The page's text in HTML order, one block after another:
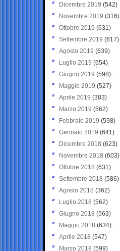
Dicembre 2019 (542)
Novembre 2019 (316)
Ottobre 2019 (631)
Settembre 2019 (617)
Agosto 2019 (639)
Luglio 2019 (654)
Giugno 2019 (598)
Maggio 2019 (527)
Aprile 2019 (383)
Marzo 2019 (562)
Febbraio 2019 (598)
Gennaio 2019 (641)
Dicembre 2018 (623)
Novembre 2018 (603)
Ottobre 2018 (631)
Settembre 2018 (586)
Agosto 2018 (362)
Luglio 2018 (562)
Giugno 2018 (563)
Maggio 2018 (634)
Aprile 2018 (547)
Marzo 2018 (599)